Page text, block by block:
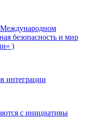
безопасность и мир
)
интеграции
с инициативы